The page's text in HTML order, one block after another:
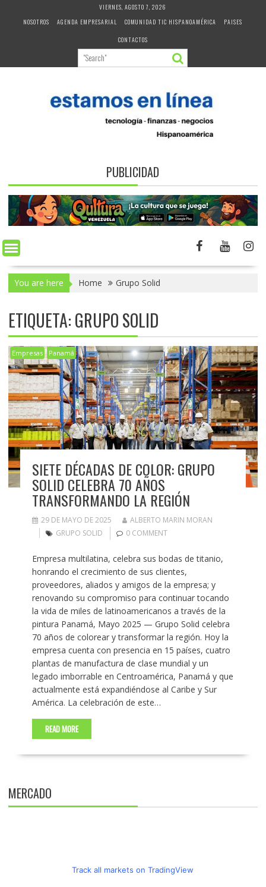
VIERNES, AGOSTO 7, 2026
NOSOTROS
AGENDA EMPRESARIAL COMUNIDAD TIC HISPANOAMÉRICA
PAISES
CONTACTOS
PUBLICIDAD
You are here Home Grupo Solid
ETIQUETA:GRUPO SOLID
Empresas Panamá
SIETE DÉCADAS DE COLOR: GRUPO
SOLID CELEBRA 70 AÑOS
TRANSFORMANDO LA REGIÓN
29 DE MAYO DE 2025
ALBERTO MARIN MORAN
GRUPO SOLID
0 COMMENT
Empresa multilatina, celebra sus bodas de titanio,
honrando el crecimiento de sus clientes,
proveedores, aliados y amigos de la empresa; y
renovando su compromiso para continuar tocando
la vida de miles de latinoamericanos a través de la
pintura Panamá, Mayo 2025 — Grupo Solid celebra
70 años de colorear y transformar la región. Hoy la
empresa cuenta con presencia en 15 países, cuatro
plantas de manufactura de clase mundial y un
legado imborrable en Centroamérica, Panamá y que
actualmente está expandiéndose al Caribe y Sur
América. La celebración de este…
READ MORE
MERCADO
Track all markets on TradingView